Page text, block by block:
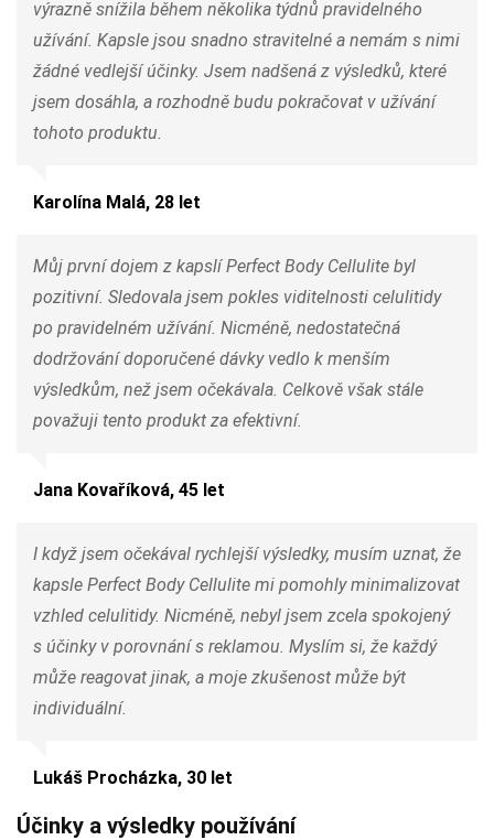
výrazně snížila během několika týdnů pravidelného
užívání. Kapsle jsou snadno stravitelné a nemám s nimi
žádné vedlejší účinky. Jsem nadšená z výsledků, které
jsem dosáhla, a rozhodně budu pokračovat v užívání
tohoto produktu.
Karolína Malá, 28 let
Můj první dojem z kapslí Perfect Body Cellulite byl
pozitivní. Sledovala jsem pokles viditelnosti celulitidy
po pravidelném užívání. Nicméně, nedostatečná
dodržování doporučené dávky vedlo k menším
výsledkům, než jsem očekávala. Celkově však stále
považuji tento produkt za efektivní.
Jana Kovaříková, 45 let
I když jsem očekával rychlejší výsledky, musím uznat, že
kapsle Perfect Body Cellulite mi pomohly minimalizovat
vzhled celulitidy. Nicméně, nebyl jsem zcela spokojený
s účinky v porovnání s reklamou. Myslím si, že každý
může reagovat jinak, a moje zkušenost může být
individuální.
Lukáš Procházka, 30 let
Účinky a výsledky používání